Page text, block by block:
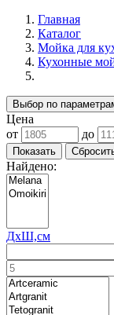
Главная
Каталог
Мойка для
Кухонные
Выбор по
Цена
от
до
Найдено:
ДхШ,см